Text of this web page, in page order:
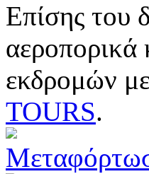
Επίσης του
αεροπορικά
εκδρομών
TOURS.